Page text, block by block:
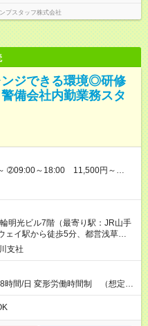
プスタッフ株式会社
ジできる環境◎研修
備会社内勤業務スタ
➁09:00～18:00 11,500円～
他時間帯のお仕事もございま
明光ビル7階（最寄り駅：JR山手
ェイ駅から徒歩5分、都営浅草
支社
時間/日 変形労働時間制 （想定労
18:00 （実働8時間・休憩1時